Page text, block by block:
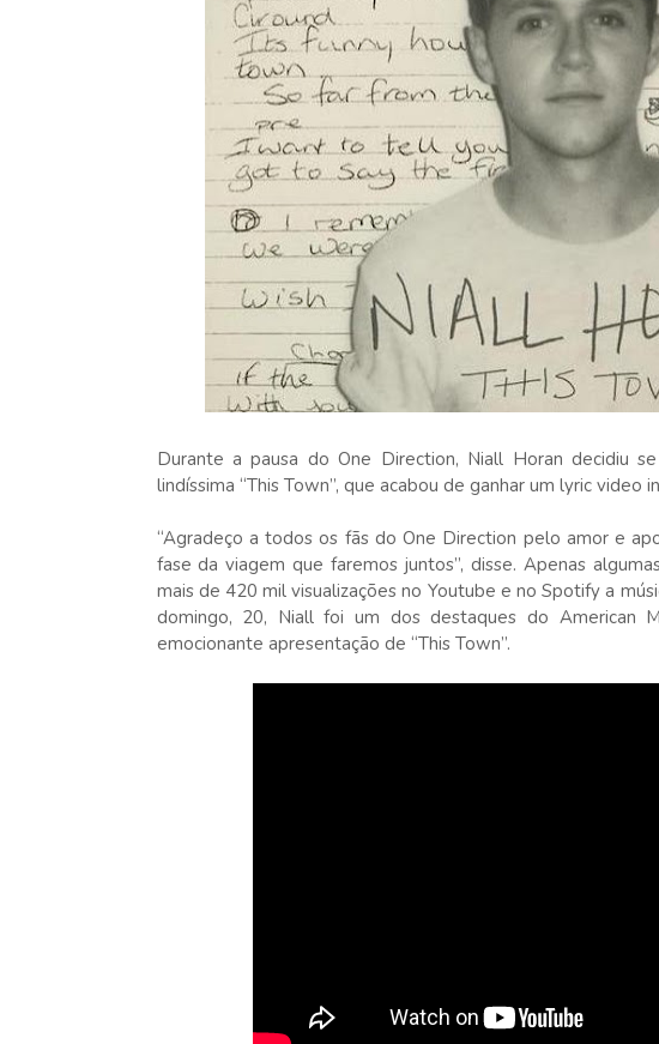
Durante a pausa do One Direction, Niall Horan decidiu
lindíssima “This Town”, que acabou de ganhar um lyric video
“Agradeço a todos os fãs do One Direction pelo amor e
fase da viagem que faremos juntos”, disse. Apenas
mais de 420 mil visualizações no Youtube e no Spotify a
domingo, 20, Niall foi um dos destaques do American
emocionante apresentação de “This Town”.